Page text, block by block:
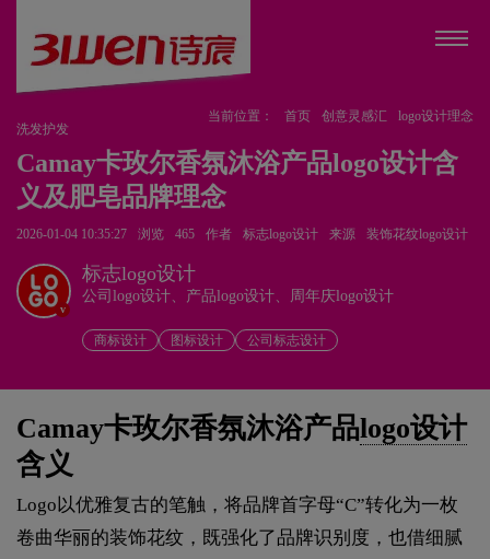
当前位置： 首页 创意灵感汇
logo设计理念
洗发护发
Camay卡玫尔香氛沐浴产品logo设计含
义及肥皂品牌理念
2026-01-04 10:35:27 浏览 465 作者 标志logo设计 来源 装饰花纹logo设计
v
标志logo设计
公司logo设计、产品logo设计、周年庆logo设计
商标设计 图标设计 公司标志设计
Camay卡玫尔香氛沐浴产品logo设计
含义
Logo以优雅复古的笔触，将品牌首字母“C”转化为一枚
卷曲华丽的装饰花纹，既强化了品牌识别度，也借细腻